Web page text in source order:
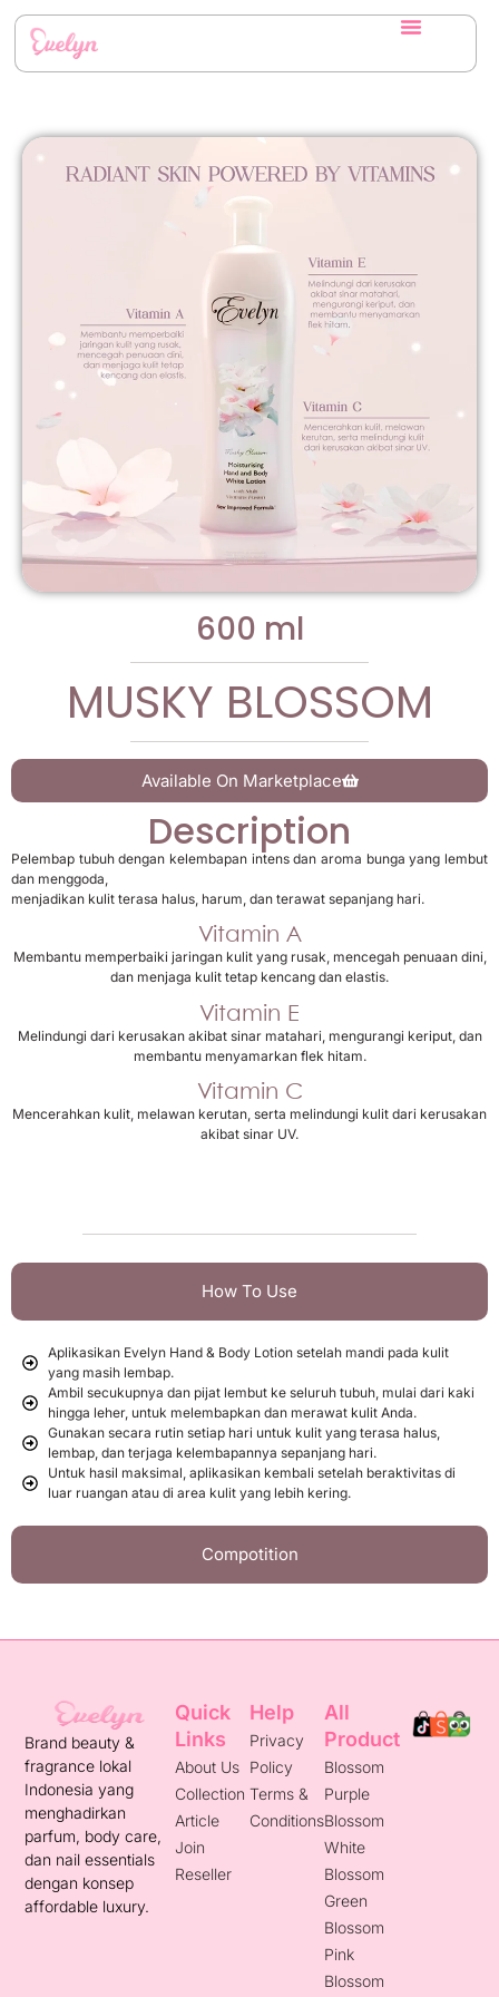
Description
Pelembap tubuh dengan kelembapan intens dan aroma bunga yang lembut
dan menggoda,
menjadikan kulit terasa halus, harum, dan terawat sepanjang hari.
Vitamin A
Membantu memperbaiki jaringan kulit yang rusak, mencegah penuaan dini,
dan menjaga kulit tetap kencang dan elastis.
Vitamin E
Melindungi dari kerusakan akibat sinar matahari, mengurangi keriput, dan
membantu menyamarkan flek hitam.
Vitamin C
Mencerahkan kulit, melawan kerutan, serta melindungi kulit dari kerusakan
akibat sinar UV.
600 ml
MUSKY BLOSSOM
Available On Marketplace
How To Use
Compotition
Aplikasikan Evelyn Hand & Body Lotion setelah mandi pada kulit
yang masih lembap.
Ambil secukupnya dan pijat lembut ke seluruh tubuh, mulai dari kaki
hingga leher, untuk melembapkan dan merawat kulit Anda.
Gunakan secara rutin setiap hari untuk kulit yang terasa halus,
lembap, dan terjaga kelembapannya sepanjang hari.
Untuk hasil maksimal, aplikasikan kembali setelah beraktivitas di
luar ruangan atau di area kulit yang lebih kering.
Brand beauty &
fragrance lokal
Indonesia yang
menghadirkan
parfum, body care,
dan nail essentials
dengan konsep
affordable luxury.
Quick
Links
About Us
Collection
Article
Join
Reseller
Help
Privacy
Policy
Terms &
Conditions
All
Product
Blossom
Purple
Blossom
White
Blossom
Green
Blossom
Pink
Blossom